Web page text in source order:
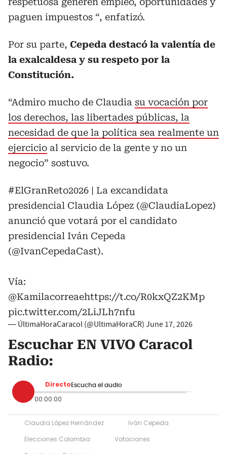
paguen impuestos “, enfatizó.
Por su parte, Cepeda destacó la valentía de
la exalcaldesa y su respeto por la
Constitución.
“Admiro mucho de Claudia su vocación por
los derechos, las libertades públicas, la
necesidad de que la política sea realmente un
ejercicio al servicio de la gente y no un
negocio” sostuvo.
#ElGranReto2026 | La excandidata
presidencial Claudia López (@ClaudiaLopez)
anunció que votará por el candidato
presidencial Iván Cepeda
(@IvanCepedaCast).
Vía:
@Kamilacorreaehttps://t.co/R0kxQZ2KMp
pic.twitter.com/2LiJLh7nfu
— ÚltimaHoraCaracol (@UltimaHoraCR) June 17, 2026
Escuchar EN VIVO Caracol
Radio:
Directo Escucha el audio
00:00:00
Claudia López Hernández
Iván Cepeda
Elecciones Colombia
Votaciones